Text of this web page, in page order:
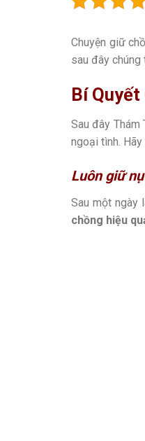
Chuyện giữ
sau đây
Bí
Sau đây
ngoại tình.
Luôn giữ
Sau một ngày
chồng hiệu